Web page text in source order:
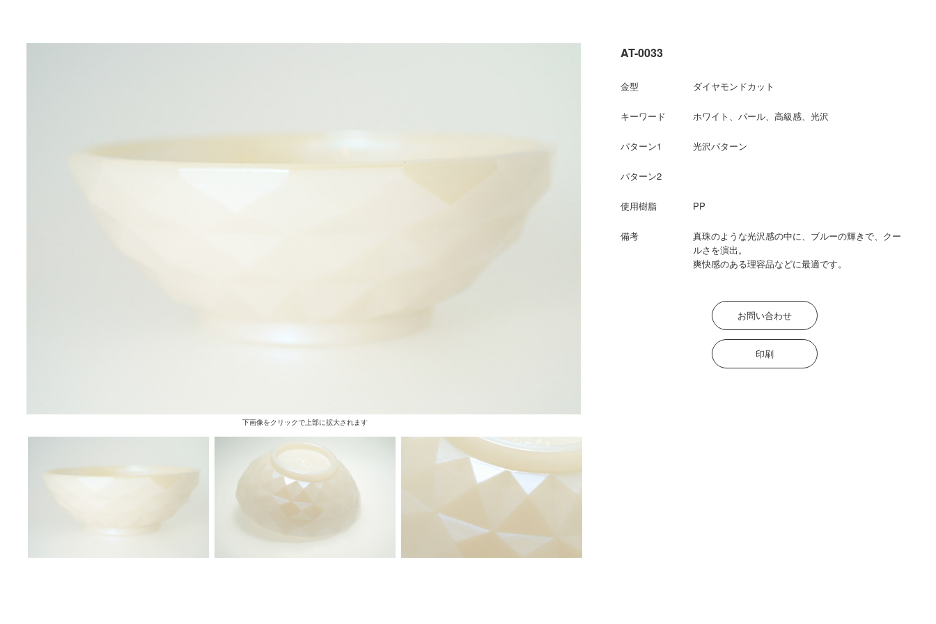
下画像をクリックで上部に拡大されます
AT-0033
金型 ダイヤモンドカット
キーワード ホワイト、パール、高級感、光沢
パターン1 光沢パターン
パターン2
使用樹脂 PP
備考
真珠のような光沢感の中に、ブルーの輝きで、クー
ルさを演出。
爽快感のある理容品などに最適です。
お問い合わせ
印刷